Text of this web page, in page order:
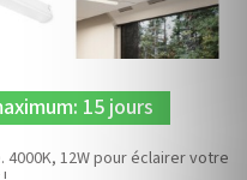
15 jours
4000K, 12W pour éclairer votre